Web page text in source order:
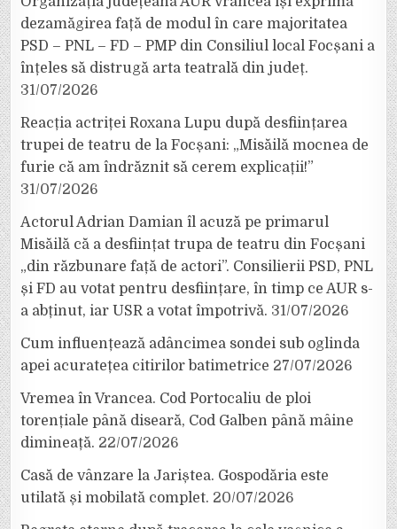
dezamăgirea față de modul în care majoritatea
PSD – PNL – FD – PMP din Consiliul local Focșani a
înțeles să distrugă arta teatrală din județ.
31/07/2026
Reacția actriței Roxana Lupu după desființarea
trupei de teatru de la Focșani: „Misăilă mocnea de
furie că am îndrăznit să cerem explicații!”
31/07/2026
Actorul Adrian Damian îl acuză pe primarul
Misăilă că a desființat trupa de teatru din Focșani
„din răzbunare față de actori”. Consilierii PSD, PNL
și FD au votat pentru desființare, în timp ce AUR s-
a abținut, iar USR a votat împotrivă. 31/07/2026
Cum influențează adâncimea sondei sub oglinda
apei acuratețea citirilor batimetrice 27/07/2026
Vremea în Vrancea. Cod Portocaliu de ploi
torențiale până diseară, Cod Galben până mâine
dimineață. 22/07/2026
Casă de vânzare la Jariștea. Gospodăria este
utilată și mobilată complet. 20/07/2026